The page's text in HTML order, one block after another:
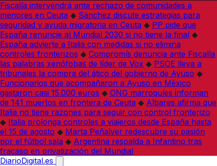
Fiscalía intervendrá ante rechazo de comunidades a
menores en Ceuta ◆ Sánchez discute estrategias para
seguridad y ayuda migratoria en Ceuta ◆ PP pide que
España renuncie al Mundial 2030 si no tiene la final ◆
España advierte a Italia con medidas si no elimina
controles fronterizos ◆ Compromís denuncia ante Fiscalía
las palabras xenófobas de líder de Vox ◆ PSOE lleva a
tribunales la compra del ático del gobierno de Ayuso ◆
Funcionarios que acompañaron a Ayuso en México
gastaron casi 15.000 euros ◆ ONG marroquíes informan
de 141 muertos en frontera de Ceuta ◆ Albares afirma que
Italia no tiene razones para seguir con control fronterizo
◆ Italia prolonga controles a viajeros desde España hasta
el 15 de agosto ◆ Marta Peñalver redescubre su pasión
por el fútbol sala ◆ Argentina respalda a Infantino tras
fracaso en privatización del Mundial
DiarioDigital.es